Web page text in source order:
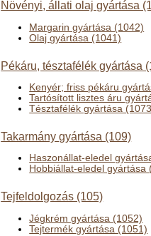
Növényi, állati olaj gyártása
Margarin gyártása (1042)
Olaj gyártása (1041)
Pékáru, tésztafélék gyártása
Kenyér; friss pékáru
Tartósított lisztes áru
Tésztafélék gyártása
Takarmány gyártása (109)
Haszonállat-eledel
Hobbiállat-eledel gyártása
Tejfeldolgozás (105)
Jégkrém gyártása (1052)
Tejtermék gyártása (1051)